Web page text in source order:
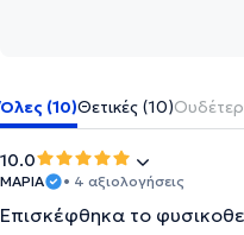
Όλες (10)Θετικές (10)
10.0
ΜΑΡΙΑ • 4 αξιολογήσεις
Επισκέφθηκα το